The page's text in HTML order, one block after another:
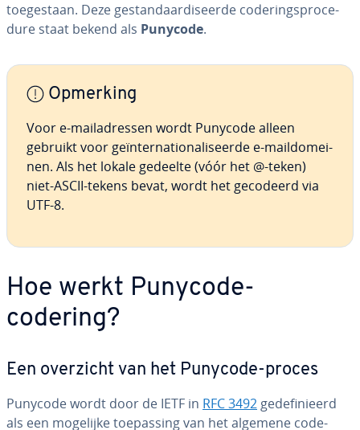
toe­ge­staan. Deze ge­stan­daar­di­seer­de co­de­rings­pro­ce­
du­re staat bekend als Punycode.
Opmerking
Voor e-mail­adres­sen wordt Punycode alleen
gebruikt voor ge­ïn­ter­na­ti­o­na­li­seer­de e-maildo­mei­
nen. Als het lokale gedeelte (vóór het @-teken)
niet-ASCII-tekens bevat, wordt het gecodeerd via
UTF-8.
Hoe werkt Punycode-
codering?
Een overzicht van het Punycode-proces
Punycode wordt door de IETF in RFC 3492 ge­de­fi­ni­eerd
als een mogelijke toe­pas­sing van het algemene co­de­